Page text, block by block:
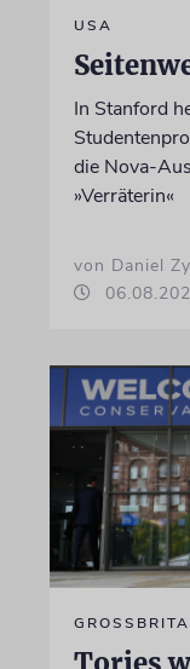
USA
In Stanford
die Nova-
»Verräterin«
von Daniel